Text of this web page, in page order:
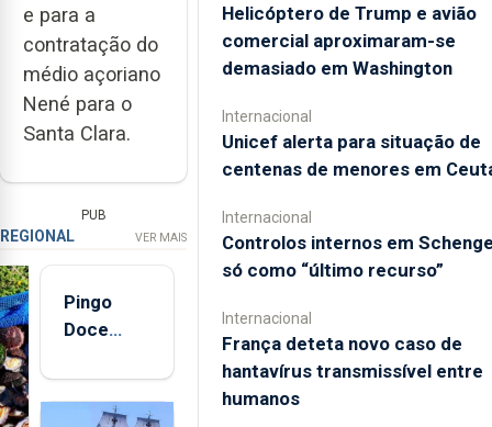
e para a
contratação do
médio açoriano
Nené para o
Santa Clara.
PUB
REGIONAL VER MAIS
Pingo
Doce
quinta-
feira nova
Helicóptero de Trump e avião
comercial aproximaram-se
demasiado em Washington
Internacional
Unicef alerta para situação de
centenas de menores em
Internacional
Controlos internos em
só como “último recurso”
Internacional
França deteta novo caso de
hantavírus transmissível entre
humanos